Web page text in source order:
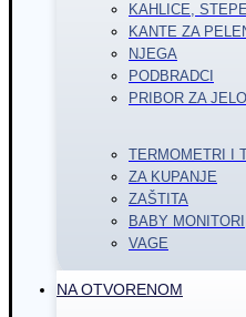
KAHLICE,
KANTE ZA
NJEGA
PODBRADCI
PRIBOR ZA JELO
TERMOMETRI I
ZA KUPANJE
ZAŠTITA
BABY MONITORI
VAGE
NA OTVORENOM